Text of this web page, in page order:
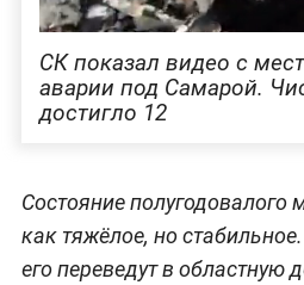
СК показал видео с
аварии под Самарой.
достигло 12
Состояние
как тяжёлое, но
его переведут в областную